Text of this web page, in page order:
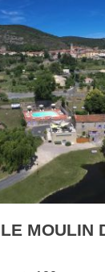
MOULIN